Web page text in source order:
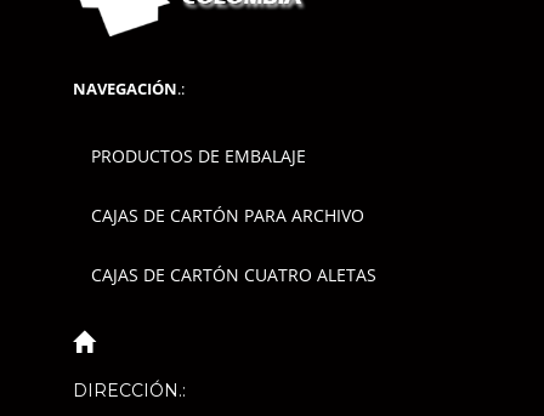
NAVEGACIÓN.:
PRODUCTOS DE EMBALAJE
CAJAS DE CARTÓN PARA ARCHIVO
CAJAS DE CARTÓN CUATRO ALETAS
DIRECCIÓN.: